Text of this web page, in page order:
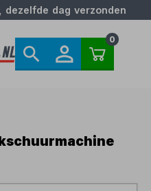
dezelfde dag verzonden
0